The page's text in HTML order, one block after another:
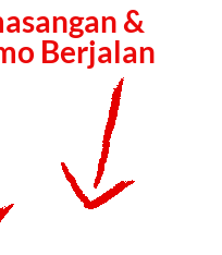
&
Berjalan